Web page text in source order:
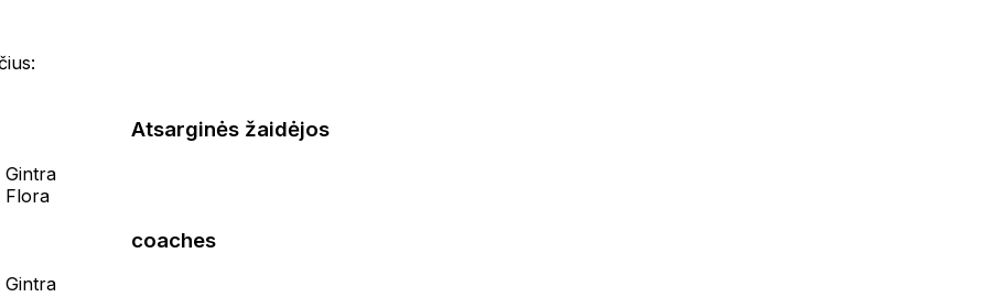
Atsarginės žaidėjos
Gintra
Flora
coaches
Gintra